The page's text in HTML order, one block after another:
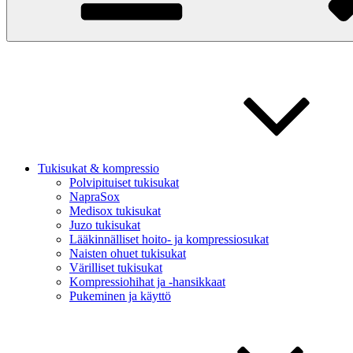
Tukisukat & kompressio
Polvipituiset tukisukat
NapraSox
Medisox tukisukat
Juzo tukisukat
Lääkinnälliset hoito- ja kompressiosukat
Naisten ohuet tukisukat
Värilliset tukisukat
Kompressiohihat ja -hansikkaat
Pukeminen ja käyttö